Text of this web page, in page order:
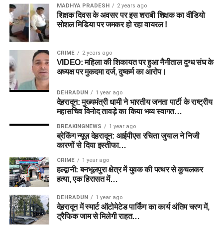
MADHYA PRADESH 2 years ago
शिक्षक दिवस के अवसर पर इस शराबी शिक्षक का वीडियो
सोशल मिडिया पर जमकर हो रहा वायरल !
CRIME 2 years ago
VIDEO: महिला की शिकायत पर हुआ नैनीताल दुग्ध संघ के
अध्यक्ष पर मुकदमा दर्ज, दुष्कर्म का आरोप।
DEHRADUN 1 year ago
देहरादून: मुख्यमंत्री धामी ने भारतीय जनता पार्टी के राष्ट्रीय
महासचिव विनोद तावड़े का किया भव्य स्वागत…
BREAKINGNEWS 1 year ago
ब्रेकिंग न्यूज़ देहरादून: आईपीएस रचिता जुयाल ने निजी
कारणों से दिया इस्तीफा…
CRIME 1 year ago
हल्द्वानी: बनभूलपुरा क्षेत्र में युवक की पत्थर से कुचलकर
हत्या, एक हिरासत में…
DEHRADUN 1 year ago
देहरादून में स्मार्ट ऑटोमेटेड पार्किंग का कार्य अंतिम चरण में,
ट्रैफिक जाम से मिलेगी राहत…